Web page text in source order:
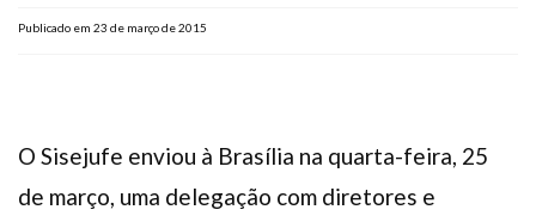
Publicado em 23 de março de 2015
O Sisejufe enviou à Brasília na quarta-feira, 25
de março, uma delegação com diretores e
Nossos Convênios
Assistência Funeral
Pós-graduação